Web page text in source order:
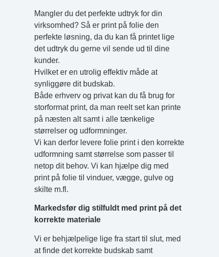
Mangler du det perfekte udtryk for din
virksomhed? Så er print på folie den
perfekte løsning, da du kan få printet lige
det udtryk du gerne vil sende ud til dine
kunder.
Hvilket er en utrolig effektiv måde at
synliggøre dit budskab.
Både erhverv og privat kan du få brug for
storformat print, da man reelt set kan printe
på næsten alt samt i alle tænkelige
størrelser og udformninger.
Vi kan derfor levere folie print i den korrekte
udformning samt størrelse som passer til
netop dit behov. Vi kan hjælpe dig med
print på folie til vinduer, vægge, gulve og
skilte m.fl.
Markedsfør dig stilfuldt med print på det
korrekte materiale
Vi er behjælpelige lige fra start til slut, med
at finde det korrekte budskab samt